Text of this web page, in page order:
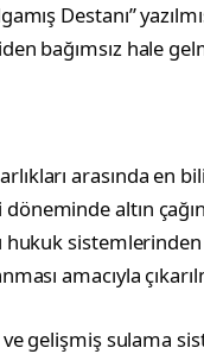
Destanı”
bağımsız hale
arasında en
altın
hukuk
amacıyla
ve gelişmiş sulama